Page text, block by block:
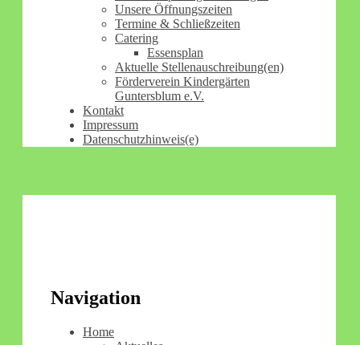
Unsere Öffnungszeiten
Termine & Schließzeiten
Catering
Essensplan
Aktuelle Stellenauschreibung(en)
Förderverein Kindergärten
Guntersblum e.V.
Kontakt
Impressum
Datenschutzhinweis(e)
Navigation
Home